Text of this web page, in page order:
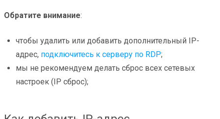
Обратите внимание:
чтобы удалить или добавить дополнительный IP-
адрес, подключитесь к серверу по RDP;
мы не рекомендуем делать сброс всех сетевых
настроек (IP сброс);